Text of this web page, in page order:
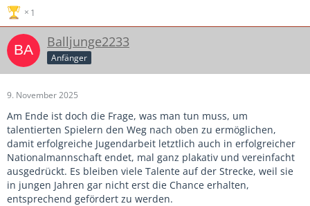
1
Balljunge2233
Anfänger
9. November 2025
Am Ende ist doch die Frage, was man tun muss, um
talentierten Spielern den Weg nach oben zu ermöglichen,
damit erfolgreiche Jugendarbeit letztlich auch in erfolgreicher
Nationalmannschaft endet, mal ganz plakativ und vereinfacht
ausgedrückt. Es bleiben viele Talente auf der Strecke, weil sie
in jungen Jahren gar nicht erst die Chance erhalten,
entsprechend gefördert zu werden.